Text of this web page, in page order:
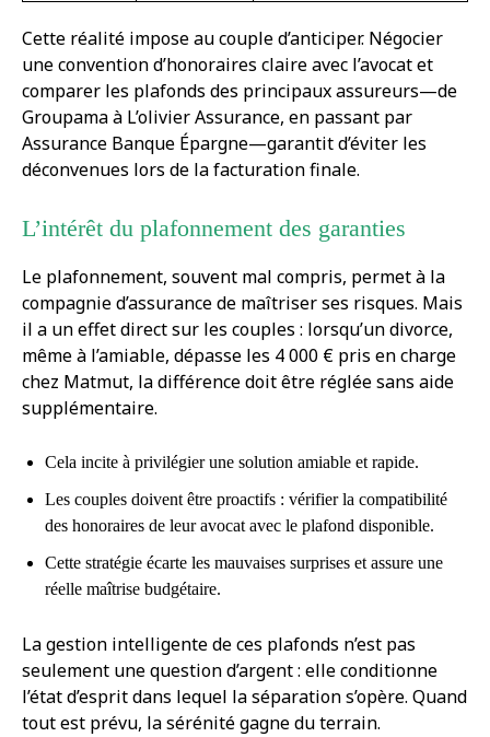
Cette réalité impose au couple d’anticiper. Négocier
une convention d’honoraires claire avec l’avocat et
comparer les plafonds des principaux assureurs—de
Groupama à L’olivier Assurance, en passant par
Assurance Banque Épargne—garantit d’éviter les
déconvenues lors de la facturation finale.
L’intérêt du plafonnement des garanties
Le plafonnement, souvent mal compris, permet à la
compagnie d’assurance de maîtriser ses risques. Mais
il a un effet direct sur les couples : lorsqu’un divorce,
même à l’amiable, dépasse les 4 000 € pris en charge
chez Matmut, la différence doit être réglée sans aide
supplémentaire.
Cela incite à privilégier une solution amiable et rapide.
Les couples doivent être proactifs : vérifier la compatibilité
des honoraires de leur avocat avec le plafond disponible.
Cette stratégie écarte les mauvaises surprises et assure une
réelle maîtrise budgétaire.
La gestion intelligente de ces plafonds n’est pas
seulement une question d’argent : elle conditionne
l’état d’esprit dans lequel la séparation s’opère. Quand
tout est prévu, la sérénité gagne du terrain.